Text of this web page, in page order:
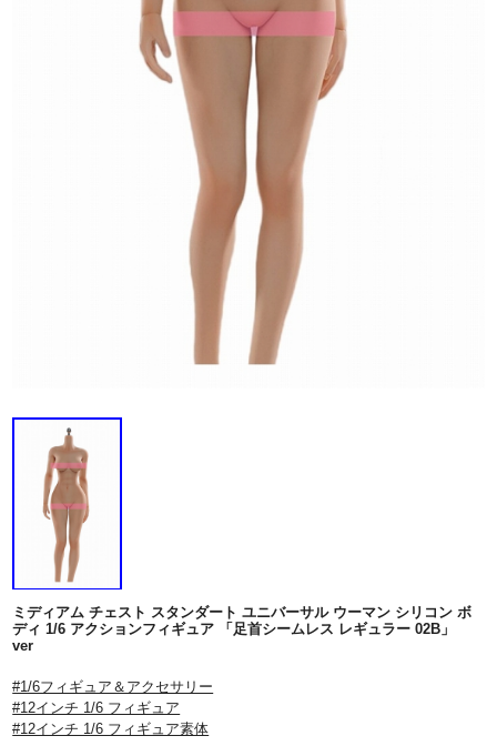
ミディアム チェスト スタンダート ユニバーサル ウーマン シリコン ボ
ディ 1/6 アクションフィギュア 「足首シームレス レギュラー 02B」
ver
#1/6フィギュア＆アクセサリー
#12インチ 1/6 フィギュア
#12インチ 1/6 フィギュア素体